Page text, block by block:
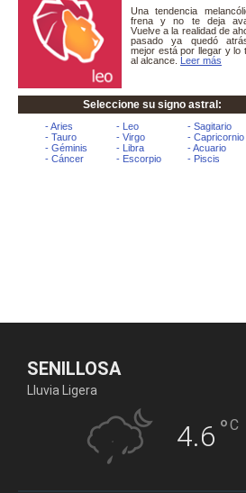
SENILLOSA
Lluvia Ligera
4.6 °C